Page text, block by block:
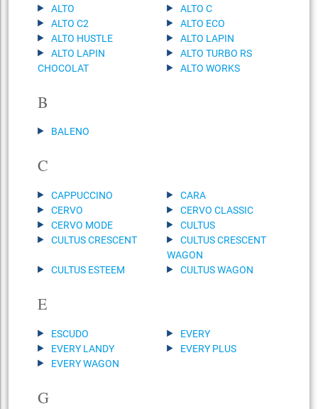
ALTO
ALTO C
ALTO C2
ALTO ECO
ALTO HUSTLE
ALTO LAPIN
ALTO LAPIN
CHOCOLAT
ALTO TURBO RS
ALTO WORKS
B
BALENO
C
CAPPUCCINO
CARA
CERVO
CERVO CLASSIC
CERVO MODE
CULTUS
CULTUS CRESCENT
CULTUS CRESCENT
WAGON
CULTUS ESTEEM
CULTUS WAGON
E
ESCUDO
EVERY
EVERY LANDY
EVERY PLUS
EVERY WAGON
G